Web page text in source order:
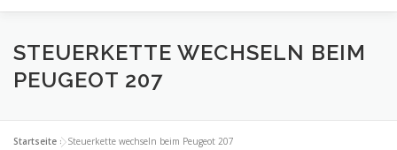
STARTSEITE INFOS ZUR STEUERKETTE
STEUERKETTE WECHSELN BEIM
PEUGEOT 207
Startseite »Steuerkette wechseln beim Peugeot 207